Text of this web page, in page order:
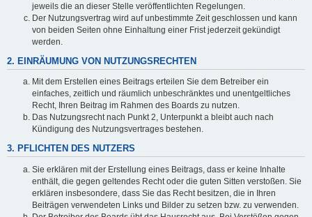
jeweils die an dieser Stelle veröffentlichten Regelungen.
Der Nutzungsvertrag wird auf unbestimmte Zeit geschlossen und kann
von beiden Seiten ohne Einhaltung einer Frist jederzeit gekündigt
werden.
2. EINRÄUMUNG VON NUTZUNGSRECHTEN
Mit dem Erstellen eines Beitrags erteilen Sie dem Betreiber ein
einfaches, zeitlich und räumlich unbeschränktes und unentgeltliches
Recht, Ihren Beitrag im Rahmen des Boards zu nutzen.
Das Nutzungsrecht nach Punkt 2, Unterpunkt a bleibt auch nach
Kündigung des Nutzungsvertrages bestehen.
3. PFLICHTEN DES NUTZERS
Sie erklären mit der Erstellung eines Beitrags, dass er keine Inhalte
enthält, die gegen geltendes Recht oder die guten Sitten verstoßen. Sie
erklären insbesondere, dass Sie das Recht besitzen, die in Ihren
Beiträgen verwendeten Links und Bilder zu setzen bzw. zu verwenden.